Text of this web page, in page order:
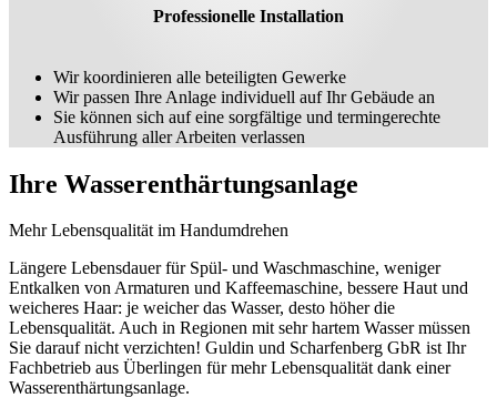
Professionelle Installation
Wir koordinieren alle beteiligten Gewerke
Wir passen Ihre Anlage individuell auf Ihr Gebäude an
Sie können sich auf eine sorgfältige und termingerechte
Ausführung aller Arbeiten verlassen
Ihre Wasserenthärtungsanlage
Mehr Lebensqualität im Handumdrehen
Längere Lebensdauer für Spül- und Waschmaschine, weniger
Entkalken von Armaturen und Kaffeemaschine, bessere Haut und
weicheres Haar: je weicher das Wasser, desto höher die
Lebensqualität. Auch in Regionen mit sehr hartem Wasser müssen
Sie darauf nicht verzichten! Guldin und Scharfenberg GbR ist Ihr
Fachbetrieb aus Überlingen für mehr Lebensqualität dank einer
Wasserenthärtungsanlage.